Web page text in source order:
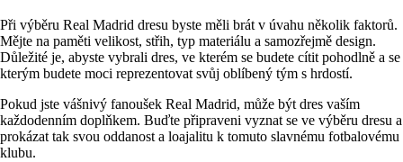
Při výběru Real Madrid dresu byste měli brát v úvahu několik faktorů.
Mějte na paměti velikost, střih, typ materiálu a samozřejmě design.
Důležité je, abyste vybrali dres, ve kterém se budete cítit pohodlně a se
kterým budete moci reprezentovat svůj oblíbený tým s hrdostí.
Pokud jste vášnivý fanoušek Real Madrid, může být dres vaším
každodenním doplňkem. Buďte připraveni vyznat se ve výběru dresu a
prokázat tak svou oddanost a loajalitu k tomuto slavnému fotbalovému
klubu.